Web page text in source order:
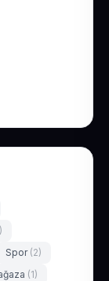
Spor (2)
(1)